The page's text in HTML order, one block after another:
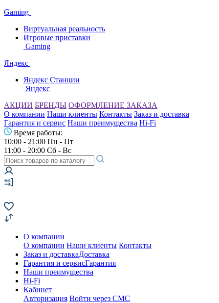
Gaming
Виртуальная реальность
Игровые приставки
Gaming
Яндекс
Яндекс Станции
Яндекс
АКЦИИ БРЕНДЫ ОФОРМЛЕНИЕ ЗАКАЗА
О компании Наши клиенты Контакты Заказ и доставка
Гарантия и сервис Наши преимущества Hi-Fi
Время работы:
10:00 - 21:00 Пн - Пт
11:00 - 20:00 Сб - Вс
О компании
О компании Наши клиенты Контакты
Заказ и доставкаДоставка
Гарантия и сервисГарантия
Наши преимущества
Hi-Fi
Кабинет
Авторизация Войти через СМС